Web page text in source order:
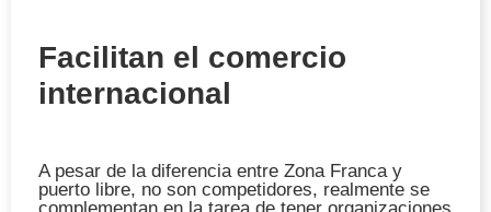
Facilitan el comercio
internacional
A pesar de la diferencia entre Zona Franca y
puerto libre, no son competidores, realmente se
complementan en la tarea de tener organizaciones